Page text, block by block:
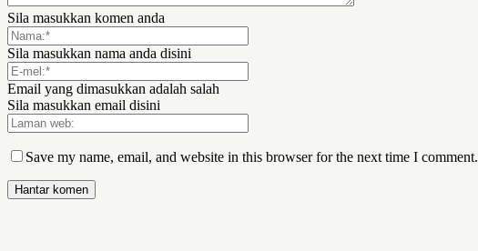
Sila masukkan komen anda
Sila masukkan nama anda disini
Email yang dimasukkan adalah salah
Sila masukkan email disini
Save my name, email, and website in this browser for the next time I comment.